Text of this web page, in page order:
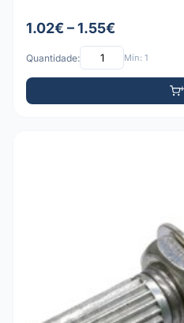
1.02€ – 1.55€
Quantidade: Mín: 1